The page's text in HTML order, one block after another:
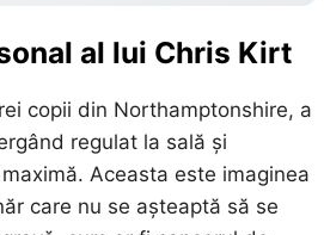
al lui Chris Kirt
copii din Northamptonshire, a
regulat la sală și
Aceasta este imaginea
care nu se așteaptă să se